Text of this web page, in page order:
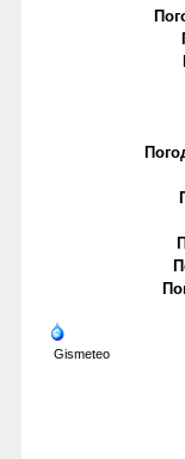
Gismeteo